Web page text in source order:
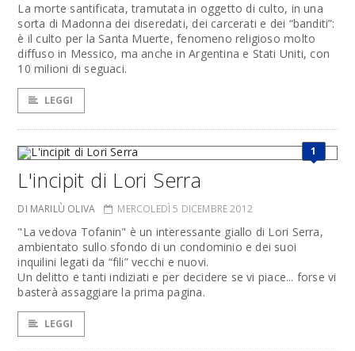
La morte santificata, tramutata in oggetto di culto, in una
sorta di Madonna dei diseredati, dei carcerati e dei “banditi”:
è il culto per la Santa Muerte, fenomeno religioso molto
diffuso in Messico, ma anche in Argentina e Stati Uniti, con
10 milioni di seguaci.
LEGGI
1
L'incipit di Lori Serra
DI MARILÙ OLIVA MERCOLEDÌ 5 DICEMBRE 2012
"La vedova Tofanin" è un interessante giallo di Lori Serra,
ambientato sullo sfondo di un condominio e dei suoi
inquilini legati da “fili” vecchi e nuovi.
Un delitto e tanti indiziati e per decidere se vi piace... forse vi
basterà assaggiare la prima pagina.
LEGGI